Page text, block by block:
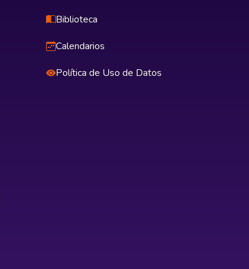
Biblioteca
Calendarios
Política de Uso de Datos